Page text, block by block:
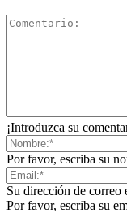
¡Introduzca su
Por favor, escriba su
Su dirección de correo
Por favor, escriba su